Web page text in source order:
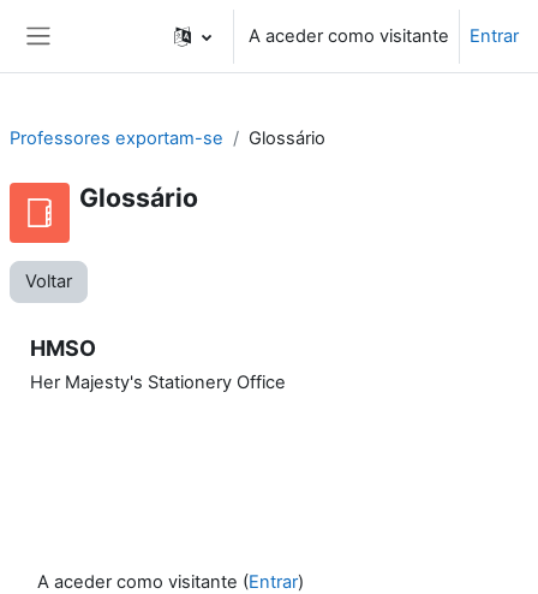
A aceder como visitante Entrar
Professores exportam-se Glossário
Glossário
Voltar
HMSO
Her Majesty's Stationery Office
A aceder como visitante (Entrar)